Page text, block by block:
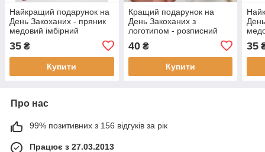
Найкращий подарунок на
День Закоханих - пряник
медовий імбірний
35 ₴
Купити
Кращий подарунок на
День Закоханих з
логотипом - розписний
40₴
Купити
35
Про нас
99% позитивних з 156 відгуків за рік
Працює з 27.03.2013